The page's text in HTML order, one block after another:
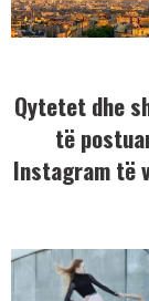
Qytetet dhe
të
Instagram të